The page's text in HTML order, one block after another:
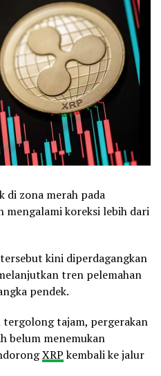
di zona merah pada
mengalami koreksi lebih dari
kini diperdagangkan
tren pelemahan
pendek.
tajam, pergerakan
belum menemukan
XRPkembali ke jalur